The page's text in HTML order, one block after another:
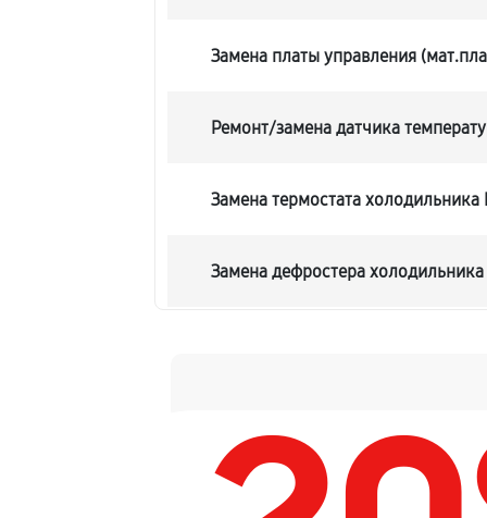
Замена платы управления
Ремонт/замена датчика
Замена термостата холодильника
Замена дефростера холодильника
Перевешивание дверей